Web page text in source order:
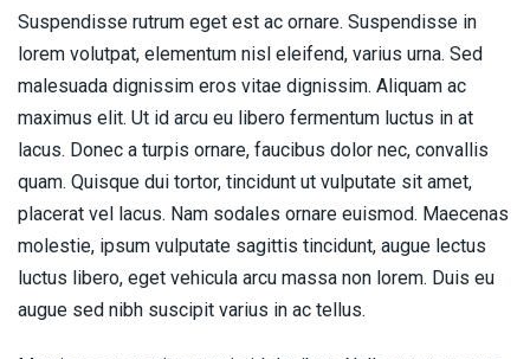
Suspendisse rutrum eget est ac ornare. Suspendisse in
lorem volutpat, elementum nisl eleifend, varius urna. Sed
malesuada dignissim eros vitae dignissim. Aliquam ac
maximus elit. Ut id arcu eu libero fermentum luctus in at
lacus. Donec a turpis ornare, faucibus dolor nec, convallis
quam. Quisque dui tortor, tincidunt ut vulputate sit amet,
placerat vel lacus. Nam sodales ornare euismod. Maecenas
molestie, ipsum vulputate sagittis tincidunt, augue lectus
luctus libero, eget vehicula arcu massa non lorem. Duis eu
augue sed nibh suscipit varius in ac tellus.